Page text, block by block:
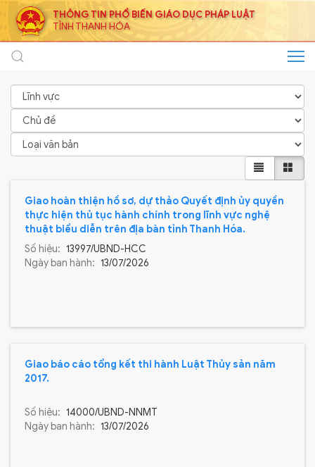
THÔNG TIN PHỔ BIẾN GIÁO DỤC PHÁP LUẬT
TỈNH THANH HÓA
Giao hoàn thiện hồ sơ, dự thảo Quyết định ủy quyền
thực hiện thủ tục hành chính trong lĩnh vực nghệ
thuật biểu diễn trên địa bàn tỉnh Thanh Hóa.
Số hiệu: 13997/UBND-HCC
Ngày ban hành: 13/07/2026
Giao báo cáo tổng kết thi hành Luật Thủy sản năm
2017.
Số hiệu: 14000/UBND-NNMT
Ngày ban hành: 13/07/2026